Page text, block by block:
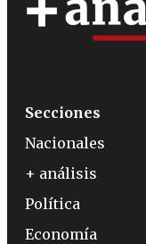
Secciones
Nacionales
+ análisis
Política
Economía